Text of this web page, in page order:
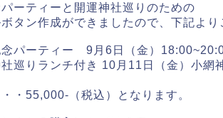
ーティーと開運神社巡りのための
タン作成ができましたので、下記より
パーティー 9月6日（金）
巡りランチ付き 10月11日（金）小
・55,000-（税込）となります。